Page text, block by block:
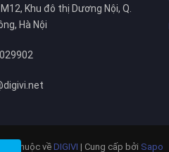
Khu đô thị Dương Nội, Q.
Hà Nội
thuộc về DIGIVI | Cung cấp bởi Sapo